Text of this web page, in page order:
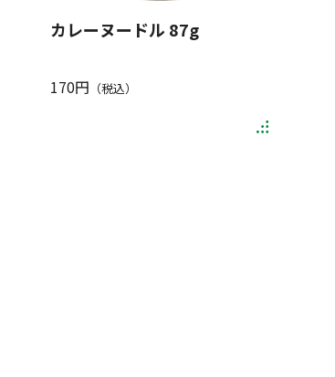
カレーヌードル 87g
170円 （税込）